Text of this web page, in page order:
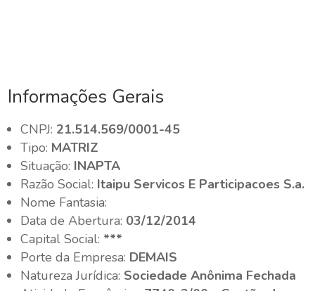
Informações Gerais
CNPJ: 21.514.569/0001-45
Tipo: MATRIZ
Situação: INAPTA
Razão Social: Itaipu Servicos E Participacoes S.a.
Nome Fantasia:
Data de Abertura: 03/12/2014
Capital Social: ***
Porte da Empresa: DEMAIS
Natureza Jurídica: Sociedade Anônima Fechada